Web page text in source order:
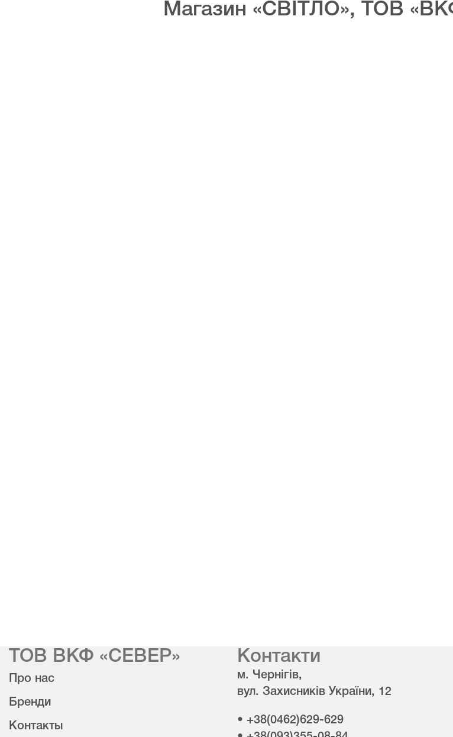
Магазин «СВІТЛО», ТОВ
ТОВ ВКФ «СЕВЕР»
Про нас
Бренди
Контакты
Контакти
м. Чернігів,
вул. Захисників України, 12
• +38(0462)629-629